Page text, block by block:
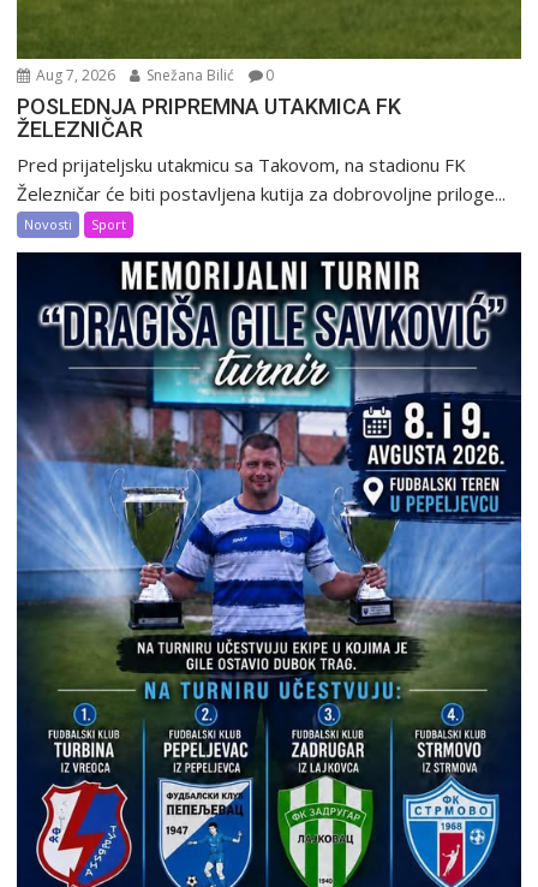
Aug 7, 2026 Snežana Bilić 0
POSLEDNJA PRIPREMNA UTAKMICA FK
ŽELEZNIČAR
Pred prijateljsku utakmicu sa Takovom, na stadionu FK
Železničar će biti postavljena kutija za dobrovoljne priloge...
Novosti Sport